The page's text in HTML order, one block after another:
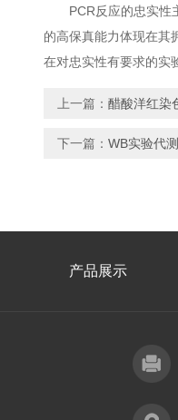
PCR反应的忠实性主
的高保真能力体现在其
在对忠实性有要求的实
上一篇： 醋酸洋红染
下一篇： WB实验代
产品展示